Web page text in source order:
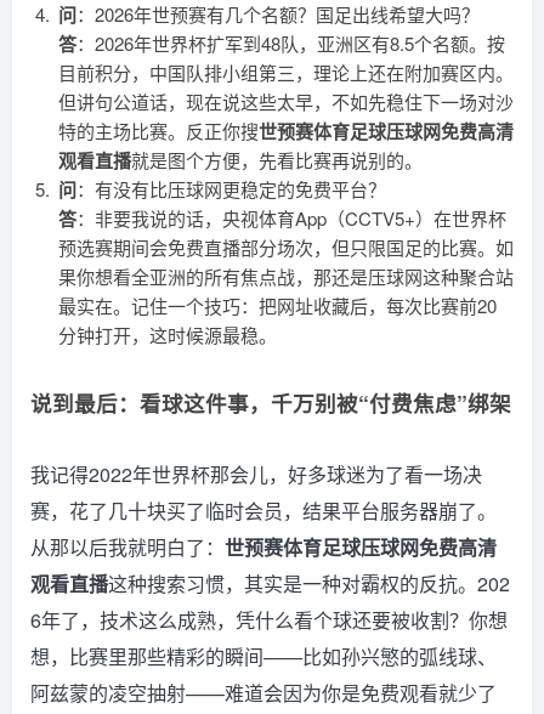
问：2026年世预赛有几个名额？国足出线希望大吗？
答：2026年世界杯扩军到48队，亚洲区有8.5个名额。按
目前积分，中国队排小组第三，理论上还在附加赛区内。
但讲句公道话，现在说这些太早，不如先稳住下一场对沙
特的主场比赛。反正你搜世预赛体育足球压球网免费高清
观看直播就是图个方便，先看比赛再说别的。
问：有没有比压球网更稳定的免费平台？
答：非要我说的话，央视体育App（CCTV5+）在世界杯
预选赛期间会免费直播部分场次，但只限国足的比赛。如
果你想看全亚洲的所有焦点战，那还是压球网这种聚合站
最实在。记住一个技巧：把网址收藏后，每次比赛前20
分钟打开，这时候源最稳。
说到最后：看球这件事，千万别被“付费焦虑”绑架
我记得2022年世界杯那会儿，好多球迷为了看一场决
赛，花了几十块买了临时会员，结果平台服务器崩了。
从那以后我就明白了： 世预赛体育足球压球网免费高清
观看直播这种搜索习惯，其实是一种对霸权的反抗。202
6年了，技术这么成熟，凭什么看个球还要被收割？你想
想，比赛里那些精彩的瞬间——比如孙兴慜的弧线球、
阿兹蒙的凌空抽射——难道会因为你是免费观看就少了